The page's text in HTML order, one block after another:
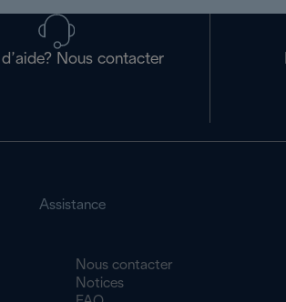
Nous contacter
Assistance
Nous contacter
Notices